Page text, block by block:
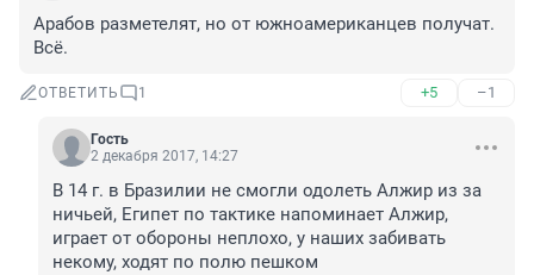
Арабов разметелят, но от южноамериканцев получат.
Всё.
ОТВЕТИТЬ 1 +5 –1
Гость
2 декабря 2017, 14:27
В 14 г. в Бразилии не смогли одолеть Алжир из за
ничьей, Египет по тактике напоминает Алжир,
играет от обороны неплохо, у наших забивать
некому, ходят по полю пешком